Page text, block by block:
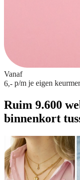
Vanaf
6,- p/m je eigen
Ruim 9.600
binnenkort